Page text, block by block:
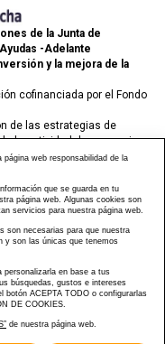
de la Junta de
-Adelante
y la mejora de la
cofinanciada por el Fondo
de las estrategias de
la actividad de comercio
web responsabilidad de la
que se guarda en tu
página web. Algunas cookies son
servicios para nuestra página web.
son necesarias para que nuestra
y son las únicas que tenemos
personalizarla en base a tus
búsquedas, gustos e intereses
botón ACEPTA TODO o configurarlas
DE COOKIES.
de nuestra página web.